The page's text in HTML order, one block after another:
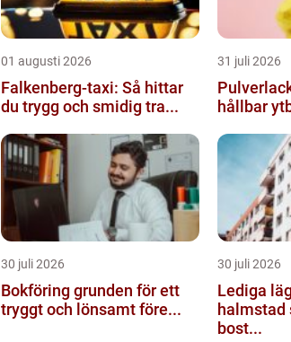
01 augusti 2026
Falkenberg-taxi: Så hittar
du trygg och smidig tra...
31 juli 2026
hållbar
30 juli 2026
Bokföring grunden för ett
tryggt och lönsamt före...
30 juli 2026
Lediga
halmstad så hittar du rätt
bost...